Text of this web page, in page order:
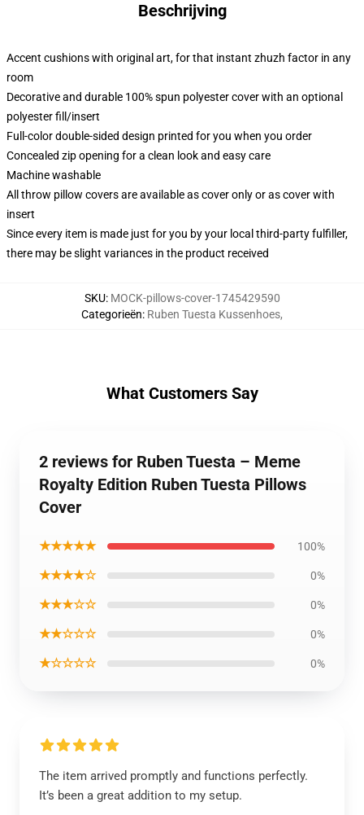
Beschrijving
Accent cushions with original art, for that instant zhuzh factor in any
room
Decorative and durable 100% spun polyester cover with an optional
polyester fill/insert
Full-color double-sided design printed for you when you order
Concealed zip opening for a clean look and easy care
Machine washable
All throw pillow covers are available as cover only or as cover with
insert
Since every item is made just for you by your local third-party fulfiller,
there may be slight variances in the product received
SKU: MOCK-pillows-cover-1745429590
Categorieën: Ruben Tuesta Kussenhoes,
What Customers Say
2 reviews for Ruben Tuesta – Meme
Royalty Edition Ruben Tuesta Pillows
Cover
★★★★★ 100%
★★★★☆ 0%
★★★☆☆ 0%
★★☆☆☆ 0%
★☆☆☆☆ 0%
The item arrived promptly and functions perfectly.
It’s been a great addition to my setup.